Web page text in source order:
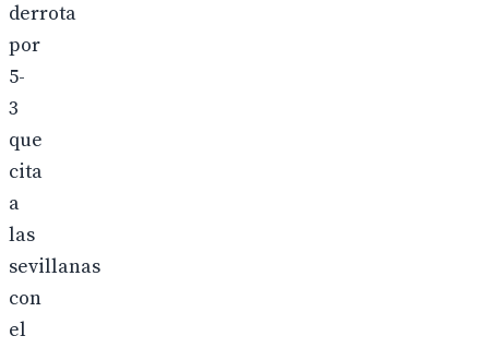
derrota
por
5-
3
que
cita
a
las
sevillanas
con
el